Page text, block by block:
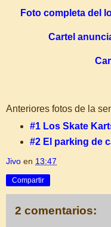
Foto completa del
Cartel
Anteriores fotos de la
#1 Los Skate
#2 El parking de
Jivo en 13:47
Compartir
2 comentarios: